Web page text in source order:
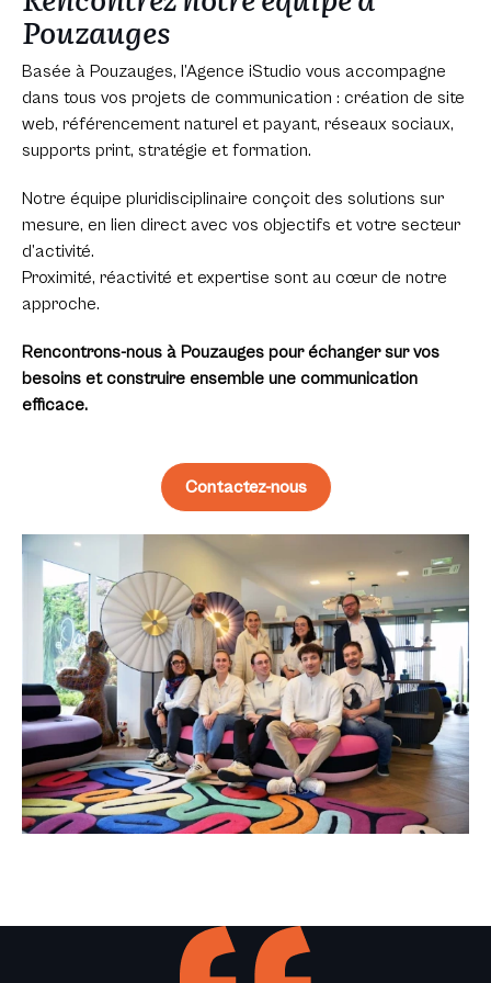
Pouzauges
Basée à Pouzauges, l’Agence iStudio vous accompagne
dans tous vos projets de communication : création de site
web, référencement naturel et payant, réseaux sociaux,
supports print, stratégie et formation.
Notre équipe pluridisciplinaire conçoit des solutions sur
mesure, en lien direct avec vos objectifs et votre secteur
d’activité.
Proximité, réactivité et expertise sont au cœur de notre
approche.
Rencontrons-nous à Pouzauges pour échanger sur vos
besoins et construire ensemble une communication
efficace.
Contactez-nous